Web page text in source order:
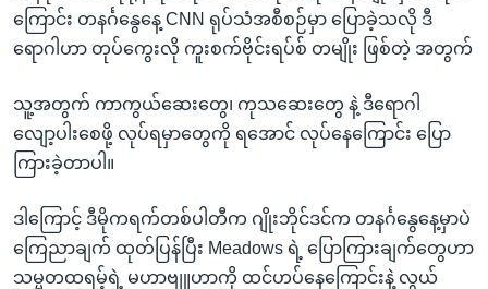
ကြောင်း တနင်္ဂနွေနေ့ CNN ရုပ်သံအစီစဉ်မှာ ပြောခဲ့သလို ဒီ
ရောဂါဟာ တုပ်ကွေးလို ကူးစက်ဗိုင်းရပ်စ် တမျိုး ဖြစ်တဲ့ အတွက်
သူ့အတွက် ကာကွယ်ဆေးတွေ၊ ကုသဆေးတွေ နဲ့ ဒီရောဂါ
လျော့ပါးစေဖို့ လုပ်ရမှာတွေကို ရအောင် လုပ်နေကြောင်း ပြော
ကြားခဲ့တာပါ။
ဒါကြောင့် ဒီမိုကရက်တစ်ပါတီက ဂျိုးဘိုင်ဒင်က တနင်္ဂနွေနေ့မှာပဲ
ကြေညာချက် ထုတ်ပြန်ပြီး Meadows ရဲ့ ပြောကြားချက်တွေဟာ
သမ္မတထရမ့်ရဲ့ မဟာဗျူဟာကို ထင်ဟပ်နေကြောင်းနဲ့ လွယ်